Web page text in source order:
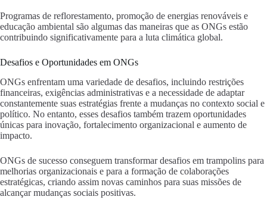
Programas de reflorestamento, promoção de energias renováveis e
educação ambiental são algumas das maneiras que as ONGs estão
contribuindo significativamente para a luta climática global.
Desafios e Oportunidades em ONGs
ONGs enfrentam uma variedade de desafios, incluindo restrições
financeiras, exigências administrativas e a necessidade de adaptar
constantemente suas estratégias frente a mudanças no contexto social e
político. No entanto, esses desafios também trazem oportunidades
únicas para inovação, fortalecimento organizacional e aumento de
impacto.
ONGs de sucesso conseguem transformar desafios em trampolins para
melhorias organizacionais e para a formação de colaborações
estratégicas, criando assim novas caminhos para suas missões de
alcançar mudanças sociais positivas.